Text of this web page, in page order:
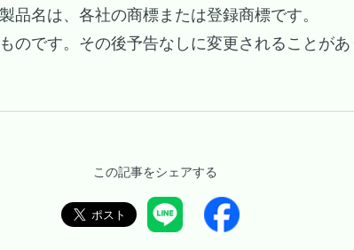
名は、各社の商標または登録商標です。
のです。その後予告なしに変更されることが
この記事をシェアする